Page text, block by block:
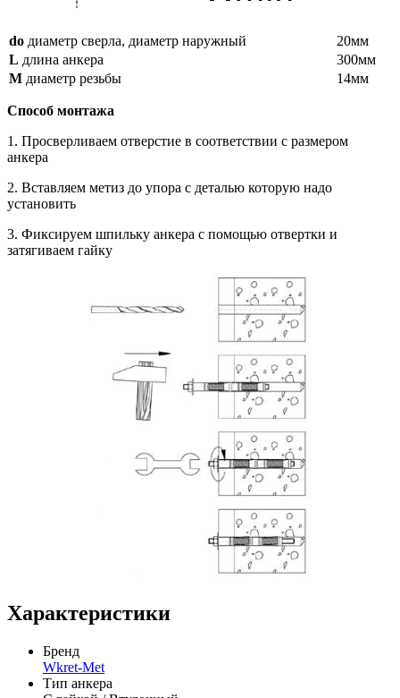
do диаметр сверла, диаметр наружный
20мм
L длина анкера
300мм
M диаметр резьбы 14мм
Способ монтажа
1. Просверливаем отверстие в соответствии с размером
анкера
2. Вставляем метиз до упора с деталью которую надо
установить
3. Фиксируем шпильку анкера с помощью отвертки и
затягиваем гайку
Характеристики
Бренд
Wkret-Met
Тип анкера